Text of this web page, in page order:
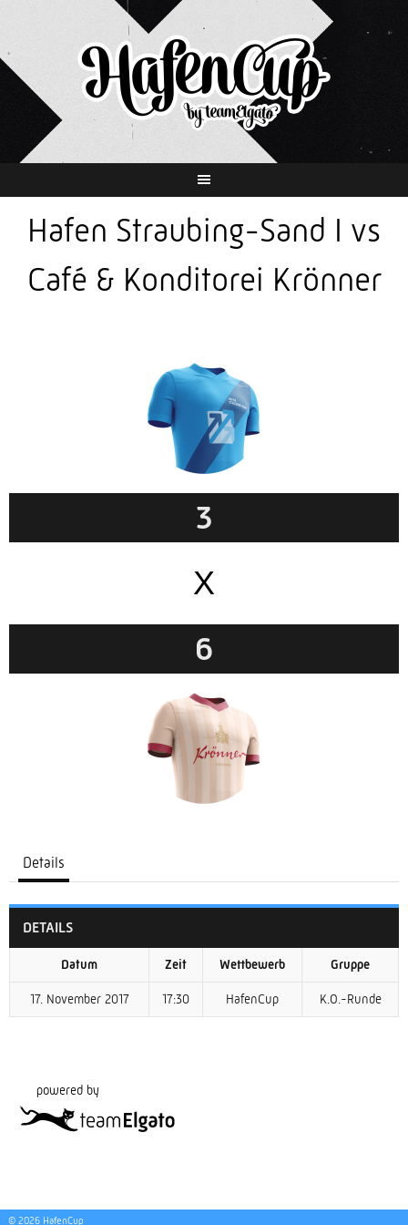
Inhalt
Hafen Straubing-Sand I vs
Café & Konditorei Krönner
3
X
6
Details
DETAILS
Datum Zeit Wettbewerb Gruppe
17. November 2017 17:30 HafenCup K.O.-Runde
powered by
© 2026 HafenCup